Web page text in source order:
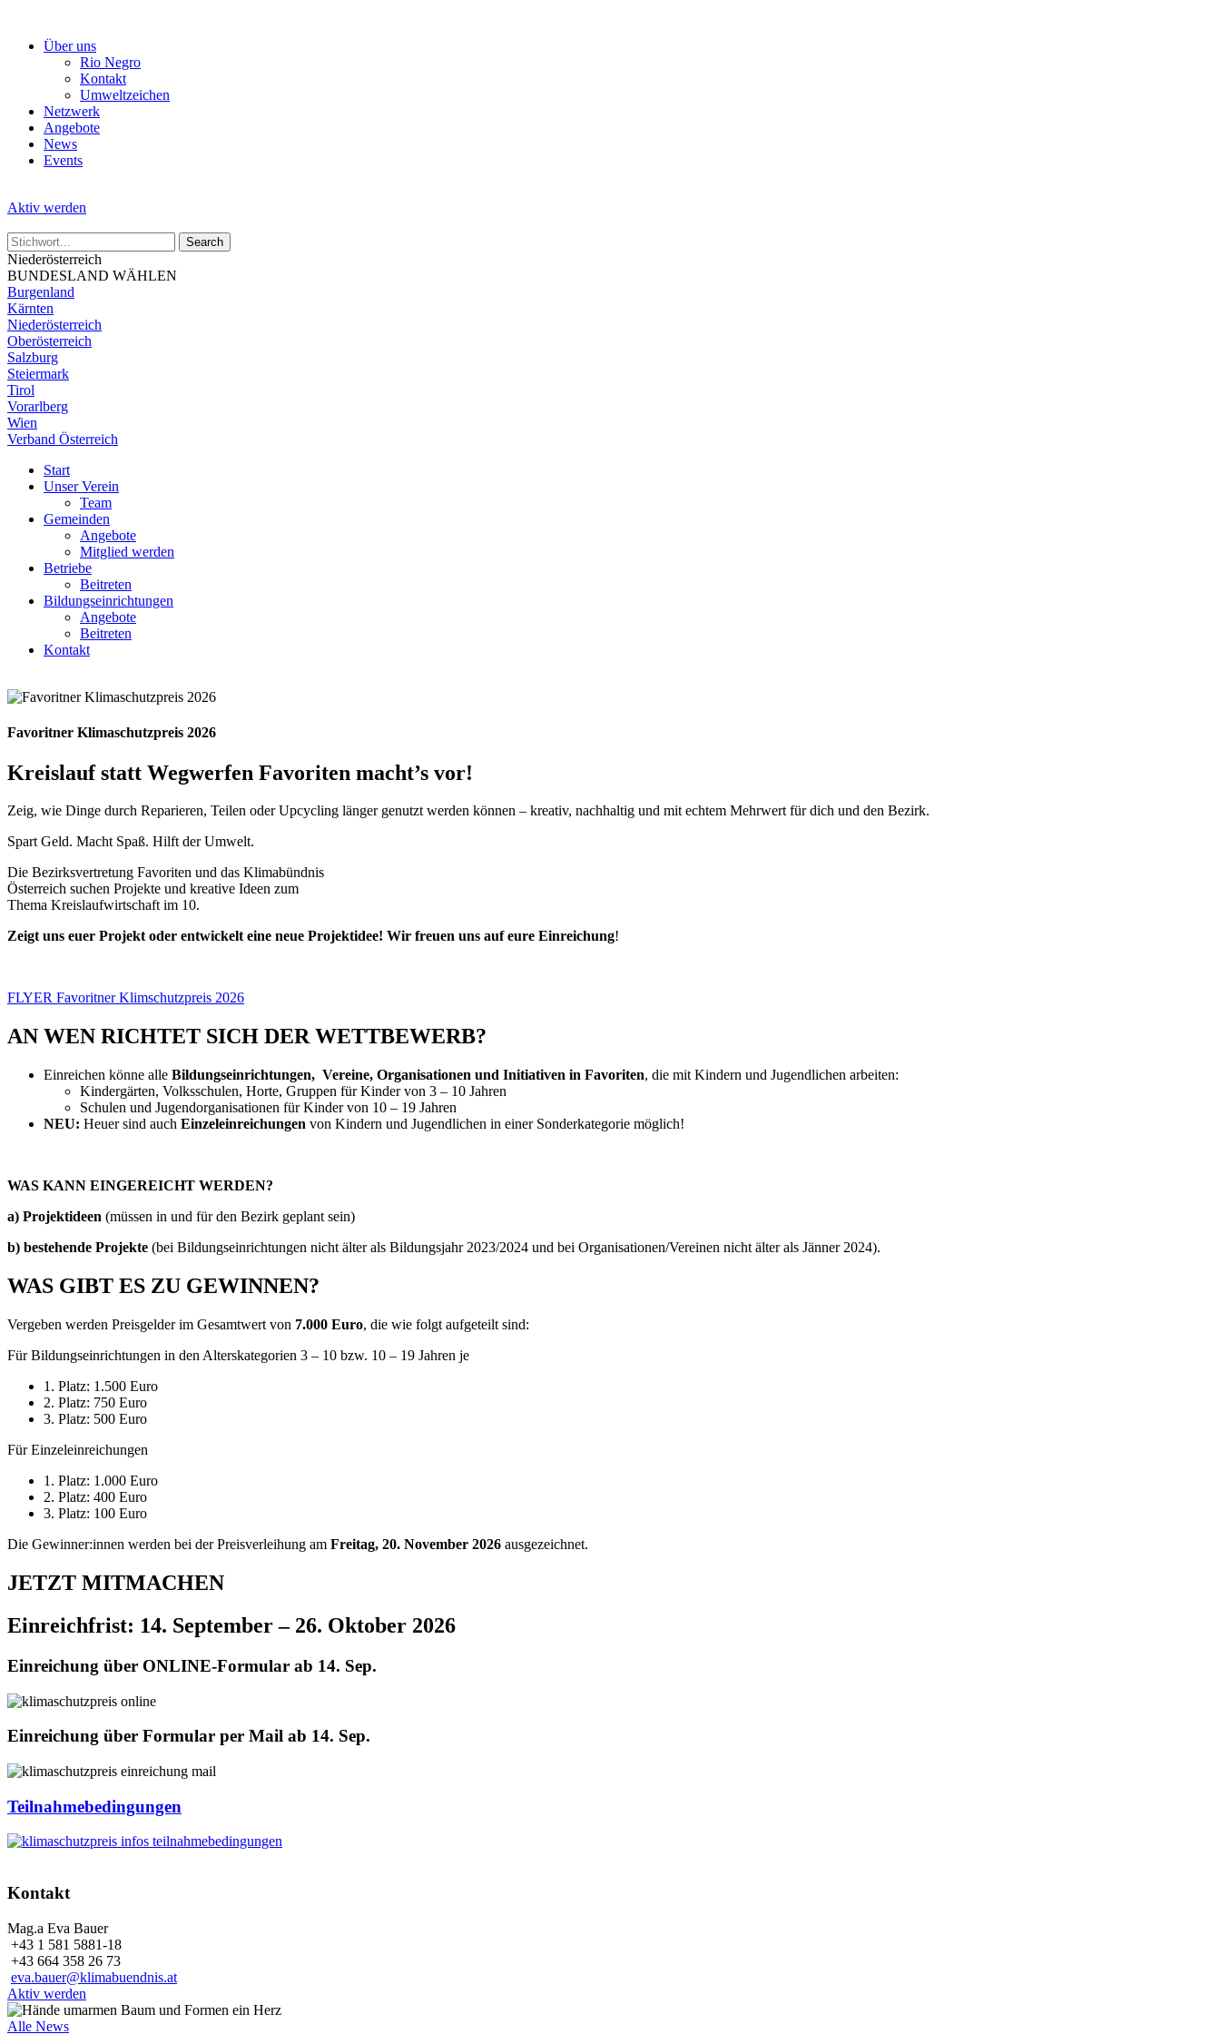
Über uns
Rio Negro
Kontakt
Umweltzeichen
Netzwerk
Angebote
News
Events
Aktiv werden
Niederösterreich
BUNDESLAND WÄHLEN
Burgenland
Kärnten
Niederösterreich
Oberösterreich
Salzburg
Steiermark
Tirol
Vorarlberg
Wien
Verband Österreich
Start
Unser Verein
Team
Gemeinden
Angebote
Mitglied werden
Betriebe
Beitreten
Bildungseinrichtungen
Angebote
Beitreten
Kontakt
Favoritner Klimaschutzpreis 2026
Kreislauf statt Wegwerfen Favoriten macht’s vor!
Zeig, wie Dinge durch Reparieren, Teilen oder Upcycling länger genutzt werden können – kreativ, nachhaltig und mit echtem Mehrwert für dich und den Bezirk.
Spart Geld. Macht Spaß. Hilft der Umwelt.
Die Bezirksvertretung Favoriten und das Klimabündnis
Österreich suchen Projekte und kreative Ideen zum
Thema Kreislaufwirtschaft im 10.
Zeigt uns euer Projekt oder entwickelt eine neue Projektidee! Wir freuen uns auf eure Einreichung!
FLYER Favoritner Klimschutzpreis 2026
AN WEN RICHTET SICH DER WETTBEWERB?
Einreichen könne alle Bildungseinrichtungen, Vereine, Organisationen und Initiativen in Favoriten, die mit Kindern und Jugendlichen arbeiten:
Kindergärten, Volksschulen, Horte, Gruppen für Kinder von 3 – 10 Jahren
Schulen und Jugendorganisationen für Kinder von 10 – 19 Jahren
NEU: Heuer sind auch Einzeleinreichungen von Kindern und Jugendlichen in einer Sonderkategorie möglich!
WAS KANN EINGEREICHT WERDEN?
a) Projektideen (müssen in und für den Bezirk geplant sein)
b) bestehende Projekte (bei Bildungseinrichtungen nicht älter als Bildungsjahr 2023/2024 und bei Organisationen/Vereinen nicht älter als Jänner 2024).
WAS GIBT ES ZU GEWINNEN?
Vergeben werden Preisgelder im Gesamtwert von 7.000 Euro, die wie folgt aufgeteilt sind:
Für Bildungseinrichtungen in den Alterskategorien 3 – 10 bzw. 10 – 19 Jahren je
1. Platz: 1.500 Euro
2. Platz: 750 Euro
3. Platz: 500 Euro
Für Einzeleinreichungen
1. Platz: 1.000 Euro
2. Platz: 400 Euro
3. Platz: 100 Euro
Die Gewinner:innen werden bei der Preisverleihung am Freitag, 20. November 2026 ausgezeichnet.
JETZT MITMACHEN
Einreichfrist: 14. September – 26. Oktober 2026
Einreichung über ONLINE-Formular ab 14. Sep.
Einreichung über Formular per Mail ab 14. Sep.
Teilnahmebedingungen
Kontakt
Mag.a Eva Bauer
+43 1 581 5881-18
+43 664 358 26 73
eva.bauer@klimabuendnis.at
Aktiv werden
Alle News